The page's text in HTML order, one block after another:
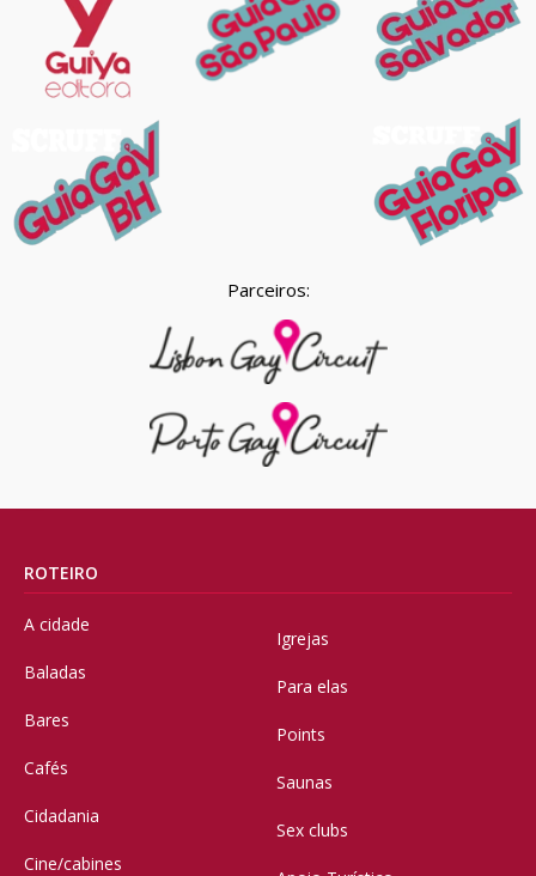
Parceiros:
ROTEIRO
A cidade
Baladas
Bares
Cafés
Cidadania
Cine/cabines
Igrejas
Para elas
Points
Saunas
Sex clubs